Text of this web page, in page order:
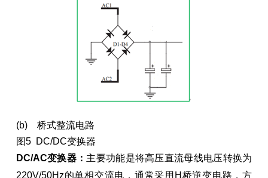
(b) 桥式整流电路
图5 DC/DC变换器
DC/AC变换器： 主要功能是将高压直流母线电压转换为
220V/50Hz的单相交流电，通常采用H桥逆变电路，方